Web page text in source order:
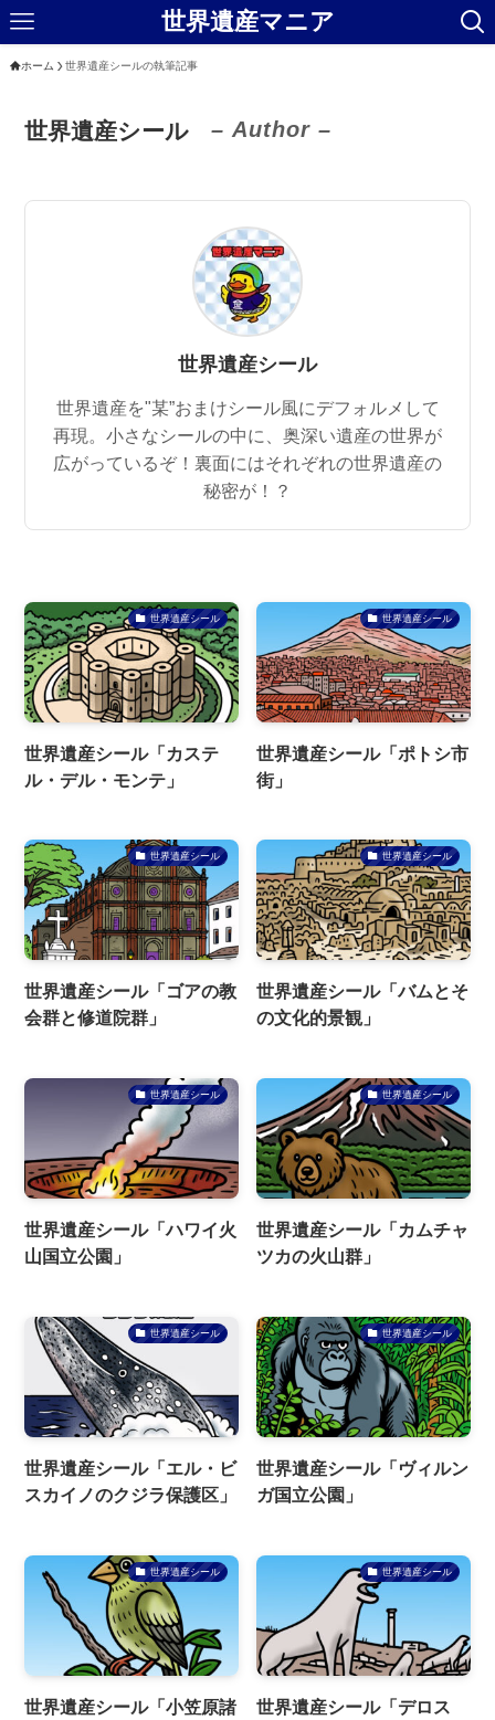
世界遺産マニア
ホーム 世界遺産シールの執筆記事
世界遺産シール – Author –
世界遺産シール
世界遺産を"某”おまけシール風にデフォルメして
再現。小さなシールの中に、奥深い遺産の世界が
広がっているぞ！裏面にはそれぞれの世界遺産の
秘密が！？
世界遺産シール
世界遺産シール「カステ
ル・デル・モンテ」
世界遺産シール
世界遺産シール「ポトシ市
街」
世界遺産シール
世界遺産シール「ゴアの教
会群と修道院群」
世界遺産シール
世界遺産シール「バムとそ
の文化的景観」
世界遺産シール
世界遺産シール「ハワイ火
山国立公園」
世界遺産シール
世界遺産シール「カムチャ
ツカの火山群」
世界遺産シール
世界遺産シール「エル・ビ
スカイノのクジラ保護区」
世界遺産シール
世界遺産シール「ヴィルン
ガ国立公園」
世界遺産シール
世界遺産シール「小笠原諸
世界遺産シール
世界遺産シール「デロス